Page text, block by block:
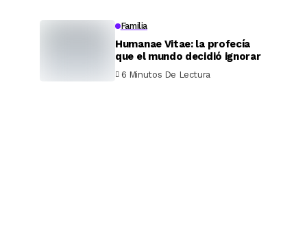
Familia
Humanae Vitae: la profecía
que el mundo decidió ignorar
6 Minutos De Lectura